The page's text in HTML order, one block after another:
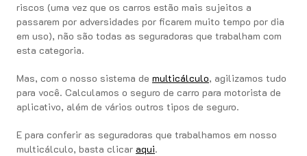
riscos (uma vez que os carros estão mais sujeitos a
passarem por adversidades por ficarem muito tempo por dia
em uso), não são todas as seguradoras que trabalham com
esta categoria.
Mas, com o nosso sistema de multicálculo, agilizamos tudo
para você. Calculamos o seguro de carro para motorista de
aplicativo, além de vários outros tipos de seguro.
E para conferir as seguradoras que trabalhamos em nosso
multicálculo, basta clicar aqui.